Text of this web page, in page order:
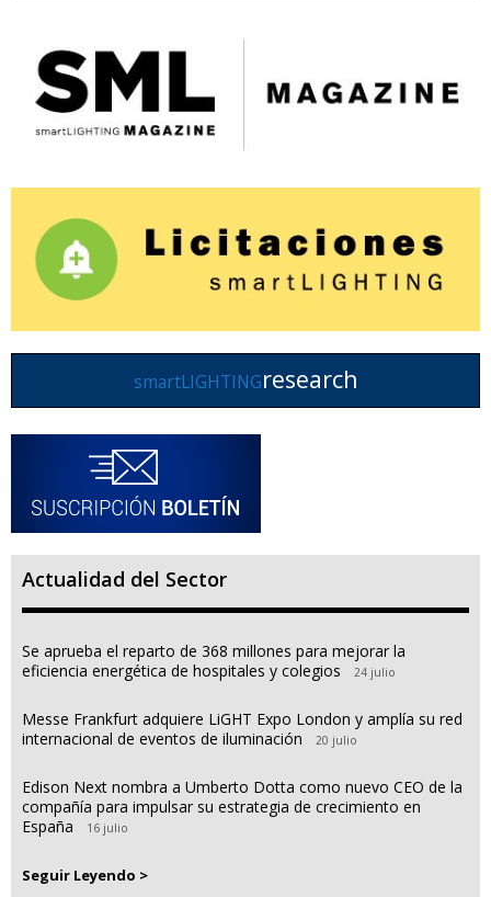
smartLIGHTINGresearch
Actualidad del Sector
Se aprueba el reparto de 368 millones para mejorar la
eficiencia energética de hospitales y colegios
24 julio
Messe Frankfurt adquiere LiGHT Expo London y amplía su red
internacional de eventos de iluminación
20 julio
Edison Next nombra a Umberto Dotta como nuevo CEO de la
compañía para impulsar su estrategia de crecimiento en
España
16 julio
Seguir Leyendo >